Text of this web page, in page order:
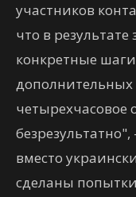
участников
что в
конкретные
четырехчасовое
вместо
сделаны